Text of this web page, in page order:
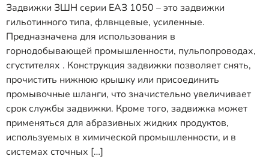
Задвижки ЗШН серии ЕАЗ 1050 – это задвижки
гильотинного типа, флвнцевые, усиленные.
Предназначена для использования в
горнодобывающей промышленности, пульпопроводах,
сгустителях . Конструкция задвижки позволяет снять,
прочистить нижнюю крышку или присоединить
промывочные шланги, что значистельно увеличивает
срок службы задвижки. Кроме того, задвижка может
применяться для абразивных жидких продуктов,
используемых в химической промышленности, и в
системах сточных […]